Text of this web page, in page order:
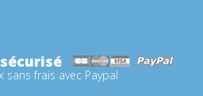
sans frais avec Paypal